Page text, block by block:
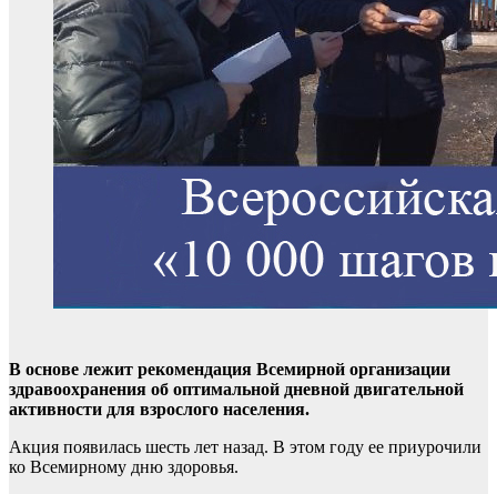
В основе лежит рекомендация Всемирной организации
здравоохранения об оптимальной дневной двигательной
активности для взрослого населения.
Акция появилась шесть лет назад. В этом году ее приурочили
ко Всемирному дню здоровья.